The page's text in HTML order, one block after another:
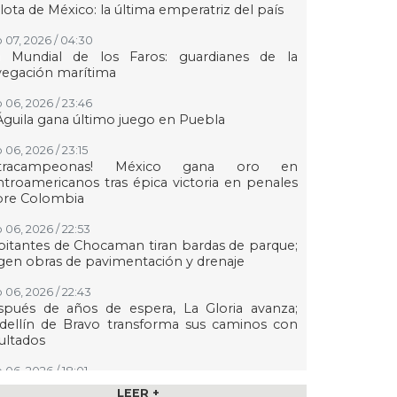
de México: la última emperatriz del país
07, 2026 / 04:30
Mundial de los Faros: guardianes de la
marítima
06, 2026 / 23:46
gana último juego en Puebla
06, 2026 / 23:15
México gana oro en
tras épica victoria en penales
Colombia
06, 2026 / 22:53
de Chocaman tiran bardas de parque;
obras de pavimentación y drenaje
06, 2026 / 22:43
de años de espera, La Gloria avanza;
de Bravo transforma sus caminos con
06, 2026 / 18:01
transmisión especial y emotivo convivio
LEER +